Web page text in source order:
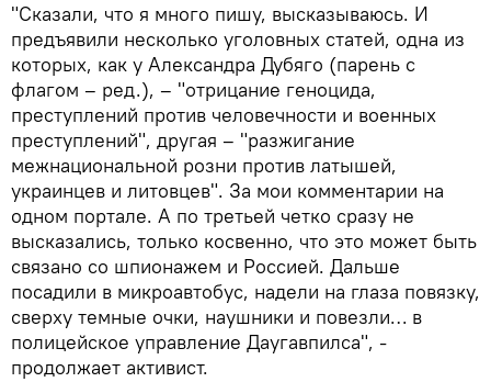
"Сказали, что я много пишу, высказываюсь. И
предъявили несколько уголовных статей, одна из
которых, как у Александра Дубяго (парень с
флагом – ред.), – "отрицание геноцида,
преступлений против человечности и военных
преступлений", другая – "разжигание
межнациональной розни против латышей,
украинцев и литовцев". За мои комментарии на
одном портале. А по третьей четко сразу не
высказались, только косвенно, что это может быть
связано со шпионажем и Россией. Дальше
посадили в микроавтобус, надели на глаза повязку,
сверху темные очки, наушники и повезли… в
полицейское управление Даугавпилса", -
продолжает активист.